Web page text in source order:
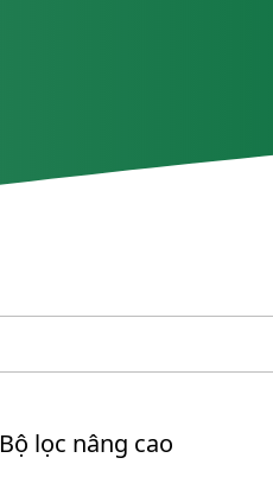
Bộ lọc nâng cao